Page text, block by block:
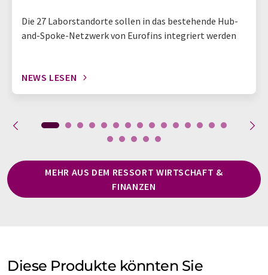
Die 27 Laborstandorte sollen in das bestehende Hub-
and-Spoke-Netzwerk von Eurofins integriert werden
NEWS LESEN
MEHR AUS DEM RESSORT WIRTSCHAFT &
FINANZEN
Diese Produkte könnten Sie